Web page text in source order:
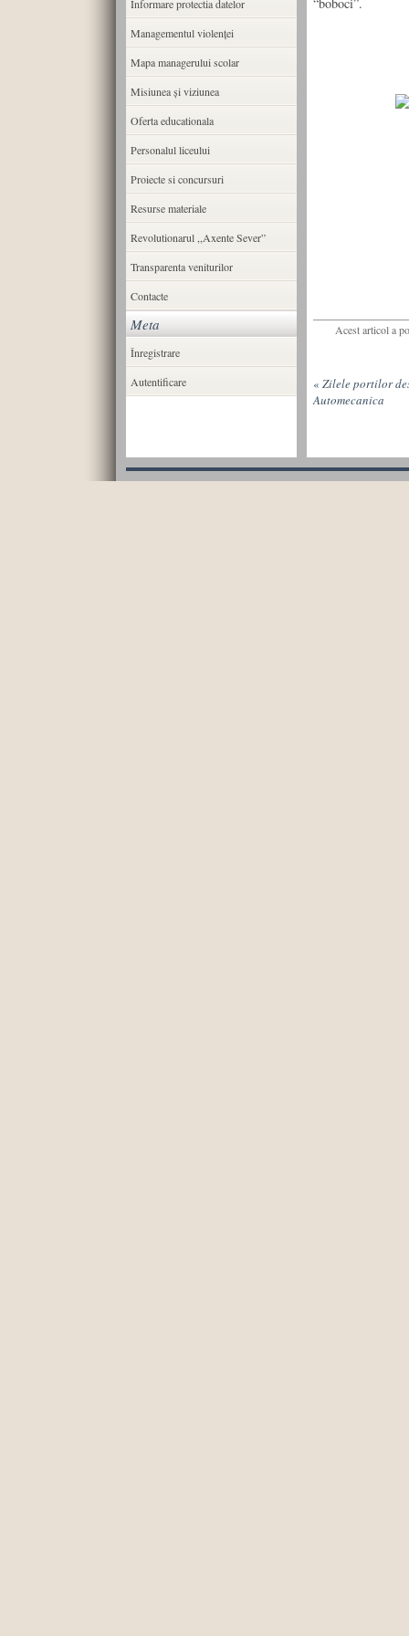
Acest articol a
« Zilele portilor
Automecanica
Informare protectia datelor
Managementul violenței
Mapa managerului scolar
Misiunea şi viziunea
Oferta educationala
Personalul liceului
Proiecte si concursuri
Resurse materiale
Revolutionarul ,,Axente Sever”
Transparenta veniturilor
Contacte
Meta
Înregistrare
Autentificare